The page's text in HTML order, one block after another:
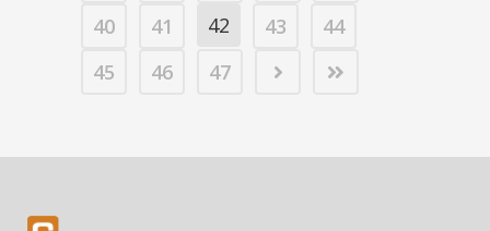
40
41 42 43
44
45
46 47